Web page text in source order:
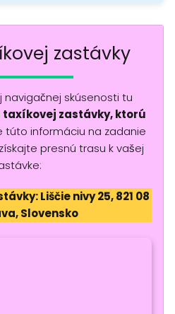
zastávky
navigačnej skúsenosti tu
taxíkovej zastávky, ktorú
túto informáciu na zadanie
presnú trasu k vašej
Liščie nivy 25, 821 08
Slovensko